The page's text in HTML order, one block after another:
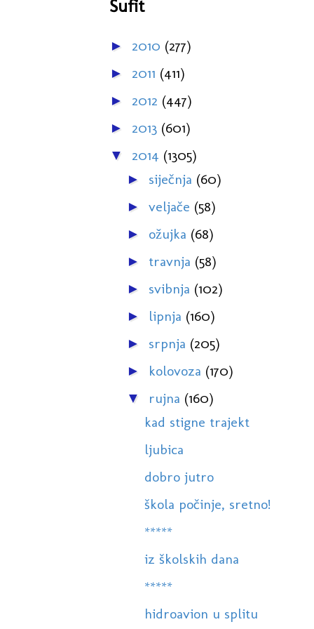
Šufit
► 2010 (277)
► 2011 (411)
► 2012 (447)
► 2013 (601)
▼ 2014 (1305)
► siječnja (60)
► veljače (58)
► ožujka (68)
► travnja (58)
► svibnja (102)
► lipnja (160)
► srpnja (205)
► kolovoza (170)
▼ rujna (160)
kad stigne trajekt
ljubica
dobro jutro
škola počinje, sretno!
*****
iz školskih dana
*****
hidroavion u splitu